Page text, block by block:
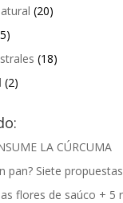
(20)
(18)
(2)
LA CÚRCUMA
pan? Siete propuestas
flores de saúco + 5